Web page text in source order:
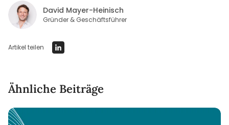
David Mayer-Heinisch
Gründer & Geschäftsführer
Artikel teilen
Ähnliche Beiträge